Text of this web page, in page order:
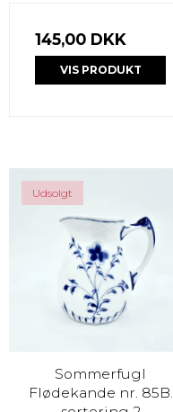
145,00 DKK
VIS PRODUKT
Udsolgt
Sommerfugl
Flødekande nr. 85B.